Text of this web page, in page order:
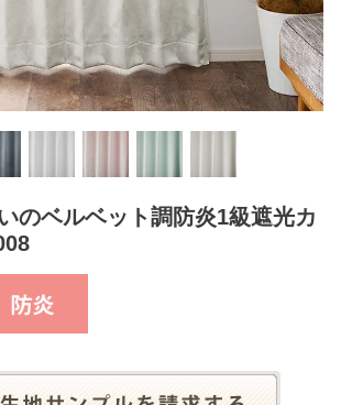
のベルベット調防炎1級遮光カ